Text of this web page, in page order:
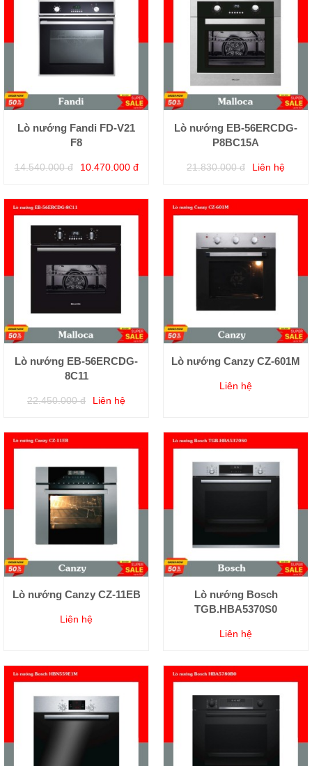
Lò nướng Fandi FD-V21
F8
14.540.000 đ 10.470.000 đ
Lò nướng EB-56ERCDG-
P8BC15A
21.830.000 đ Liên hệ
Lò nướng EB-56ERCDG-
8C11
22.450.000 đ Liên hệ
Lò nướng Canzy CZ-601M
Liên hệ
Lò nướng Canzy CZ-11EB
Liên hệ
Lò nướng Bosch
TGB.HBA5370S0
Liên hệ